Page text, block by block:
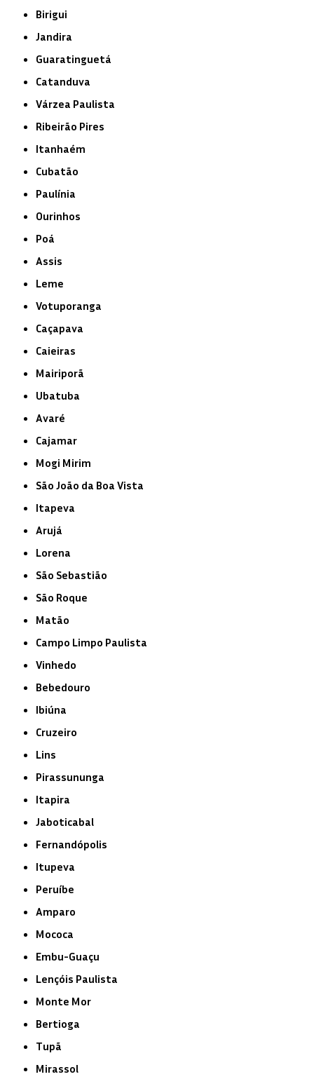
Birigui
Jandira
Guaratinguetá
Catanduva
Várzea Paulista
Ribeirão Pires
Itanhaém
Cubatão
Paulínia
Ourinhos
Poá
Assis
Leme
Votuporanga
Caçapava
Caieiras
Mairiporã
Ubatuba
Avaré
Cajamar
Mogi Mirim
São João da Boa Vista
Itapeva
Arujá
Lorena
São Sebastião
São Roque
Matão
Campo Limpo Paulista
Vinhedo
Bebedouro
Ibiúna
Cruzeiro
Lins
Pirassununga
Itapira
Jaboticabal
Fernandópolis
Itupeva
Peruíbe
Amparo
Mococa
Embu-Guaçu
Lençóis Paulista
Monte Mor
Bertioga
Tupã
Mirassol